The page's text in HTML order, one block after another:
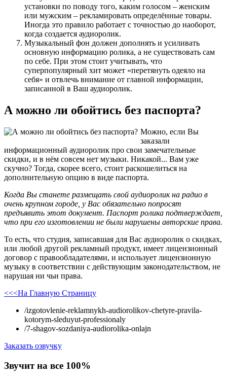
установки по поводу того, каким голосом – женским
или мужским – рекламировать определённые товары.
Иногда это правило работает с точностью до наоборот,
когда создается аудиоролик.
Музыкальный фон должен дополнять и усиливать
основную информацию ролика, а не существовать сам
по себе. При этом стоит учитывать, что
суперпопулярный хит может «перетянуть одеяло на
себя» и отвлечь внимание от главной информации,
записанной в Ваш аудиоролик.
А можно ли обойтись без паспорта?
Можно, если Вы
заказали
информационный аудиоролик про свои замечательные
скидки, и в нём совсем нет музыки. Никакой... Вам уже
скучно? Тогда, скорее всего, стоит раскошелиться на
дополнительную опцию в виде паспорта.
Когда Вы станете размещать свой аудиоролик на радио в
очень крупном городе, у Вас обязательно попросят
предъявить этот документ. Паспорт ролика подтверждает,
что при его изготовлении не были нарушены авторские права.
То есть, что студия, записавшая для Вас аудиоролик о скидках,
или любой другой рекламный продукт, имеет лицензионный
договор с правообладателями, и использует лицензионную
музыку в соответствии с действующим законодательством, не
нарушая ни чьи права.
<<<На Главную Страницу
/izgotovlenie-reklamnykh-audiorolikov-chetyre-pravila-
kotorym-sleduyut-professionaly
/7-shagov-sozdaniya-audiorolika-onlajn
Заказать озвучку
Звучит на все 100%